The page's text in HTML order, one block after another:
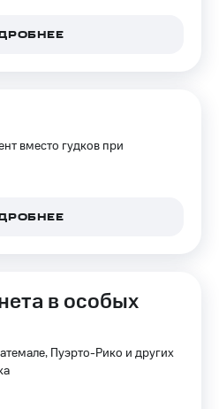
вместо гудков при
в особых
Пуэрто-Рико и других